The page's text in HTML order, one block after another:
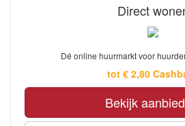
Direct
Dé online huurmarkt voor
tot € 2,80
Bekijk